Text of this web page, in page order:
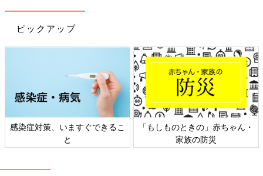
ピックアップ
の」赤ちゃん・
日本外来小児科学会リーフレッ
六星占術 細木